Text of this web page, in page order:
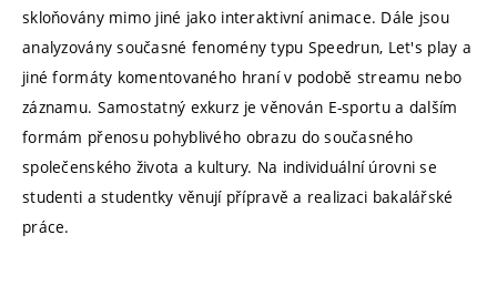
skloňovány mimo jiné jako interaktivní animace. Dále jsou
analyzovány současné fenomény typu Speedrun, Let's play a
jiné formáty komentovaného hraní v podobě streamu nebo
záznamu. Samostatný exkurz je věnován E-sportu a dalším
formám přenosu pohyblivého obrazu do současného
společenského života a kultury. Na individuální úrovni se
studenti a studentky věnují přípravě a realizaci bakalářské
práce.